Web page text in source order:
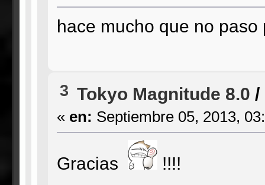
hace mucho que no
3 Tokyo Magnitude 8.0 /
« en: Septiembre 05, 2013,
Gracias !!!!